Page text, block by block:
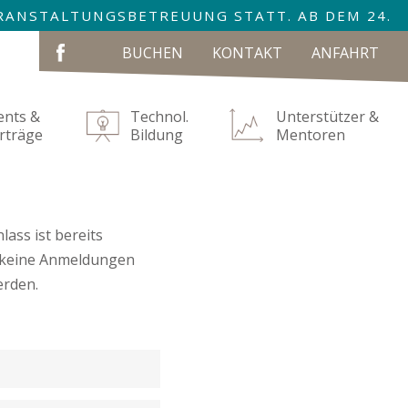
STATT. AB DEM 24.
NAVIGATION
ÜBERSPRINGEN
ANFAHRT
KONTAKT
BUCHEN
&
Technol.
Bildung
Unterstützer &
Mentoren
ist bereits
Anmeldungen